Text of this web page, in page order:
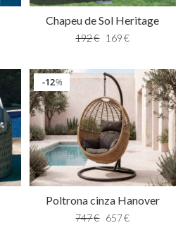
Chapeu de Sol Heritage
192€ 169 €
%
12
Poltrona cinza Hanover
747€ 657€